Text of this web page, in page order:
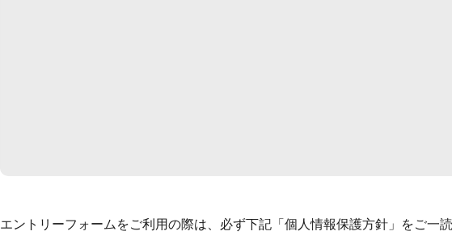
エントリーフォームをご利用の際は、必ず下記「個人情報保護方針」をご一読